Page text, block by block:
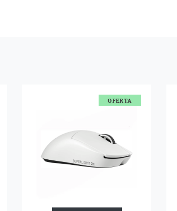
OFERTA